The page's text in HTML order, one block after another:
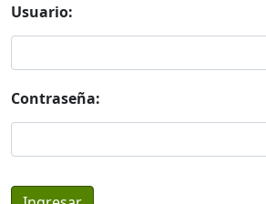
Usuario:
Contraseña: